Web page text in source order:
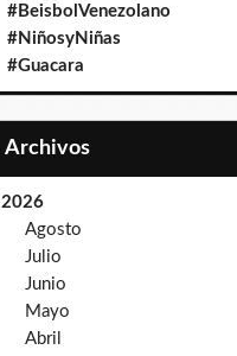
#BeisbolVenezolano
#NiñosyNiñas
#Guacara
Archivos
2026
Agosto
Julio
Junio
Mayo
Abril